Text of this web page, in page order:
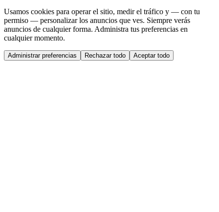
Usamos cookies para operar el sitio, medir el tráfico y — con tu
permiso — personalizar los anuncios que ves. Siempre verás
anuncios de cualquier forma. Administra tus preferencias en
cualquier momento.
Administrar preferencias Rechazar todo Aceptar todo